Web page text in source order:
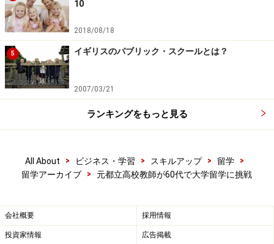
10
2018/08/18
5 イギリスのパブリック・スクールとは？
2007/03/21
ランキングをもっと見る
All About > ビジネス・学習 > スキルアップ > 留学
>
留学アーカイブ
> 元都立高校教師が60代で大学留学に挑戦
会社概要 採用情報
投資家情報 広告掲載